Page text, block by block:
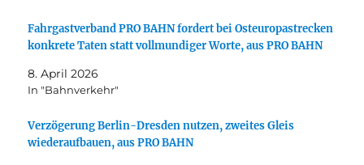
Fahrgastverband PRO BAHN fordert bei Osteuropastrecken
konkrete Taten statt vollmundiger Worte, aus PRO BAHN
8. April 2026
In "Bahnverkehr"
Verzögerung Berlin-Dresden nutzen, zweites Gleis
wiederaufbauen, aus PRO BAHN